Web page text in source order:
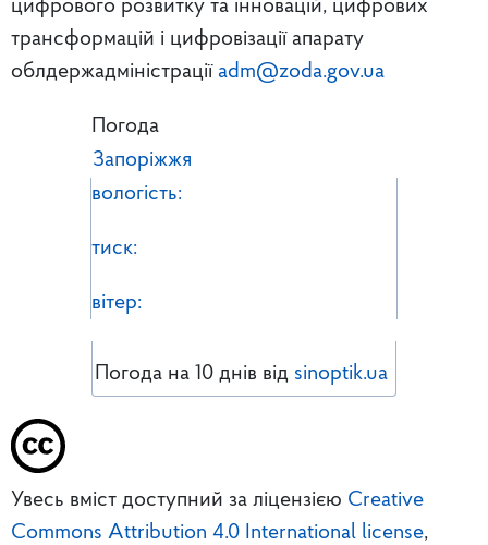
цифрового розвитку та інновацій, цифрових
трансформацій і цифровізації апарату
облдержадміністрації adm@zoda.gov.ua
Погода
Запоріжжя
вологість:
тиск:
вітер:
Погода на 10 днів від sinoptik.ua
Увесь вміст доступний за ліцензією Creative
Commons Attribution 4.0 International license,